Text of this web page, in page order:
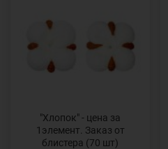
"Хлопок" - цена за
1элемент. Заказ от
блистера (70 шт)